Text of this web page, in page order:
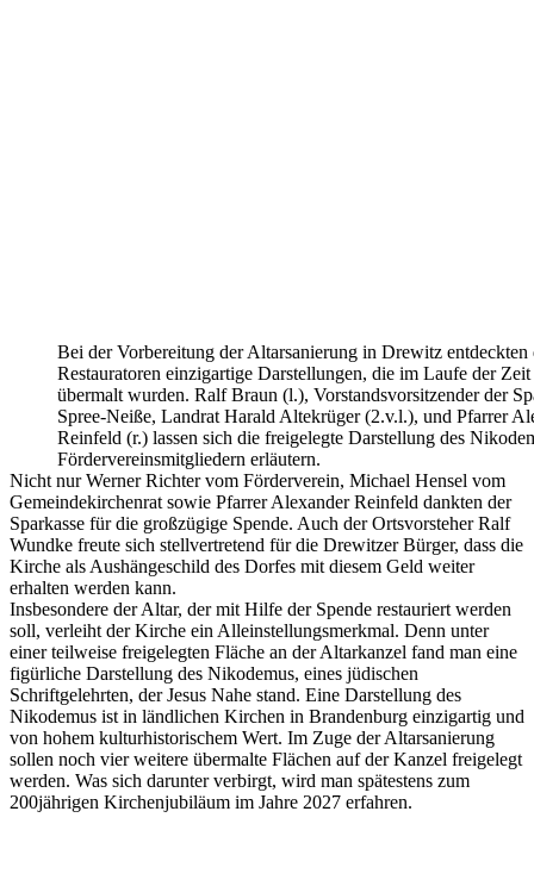
Bei der Vorbereitung der Altarsanierung in Drewitz entdeckten
Restauratoren einzigartige Darstellungen, die im Laufe der Zeit
übermalt wurden. Ralf Braun (l.), Vorstandsvorsitzender der
Spree-Neiße, Landrat Harald Altekrüger (2.v.l.), und Pfarrer
Reinfeld (r.) lassen sich die freigelegte Darstellung des
Fördervereinsmitgliedern erläutern.
Nicht nur Werner Richter vom Förderverein, Michael Hensel vom
Gemeindekirchenrat sowie Pfarrer Alexander Reinfeld dankten der
Sparkasse für die großzügige Spende. Auch der Ortsvorsteher Ralf
Wundke freute sich stellvertretend für die Drewitzer Bürger, dass die
Kirche als Aushängeschild des Dorfes mit diesem Geld weiter
erhalten werden kann.
Insbesondere der Altar, der mit Hilfe der Spende restauriert werden
soll, verleiht der Kirche ein Alleinstellungsmerkmal. Denn unter
einer teilweise freigelegten Fläche an der Altarkanzel fand man eine
figürliche Darstellung des Nikodemus, eines jüdischen
Schriftgelehrten, der Jesus Nahe stand. Eine Darstellung des
Nikodemus ist in ländlichen Kirchen in Brandenburg einzigartig und
von hohem kulturhistorischem Wert. Im Zuge der Altarsanierung
sollen noch vier weitere übermalte Flächen auf der Kanzel freigelegt
werden. Was sich darunter verbirgt, wird man spätestens zum
200jährigen Kirchenjubiläum im Jahre 2027 erfahren.